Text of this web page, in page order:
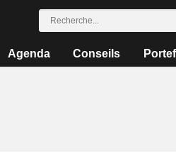
Agenda Conseils